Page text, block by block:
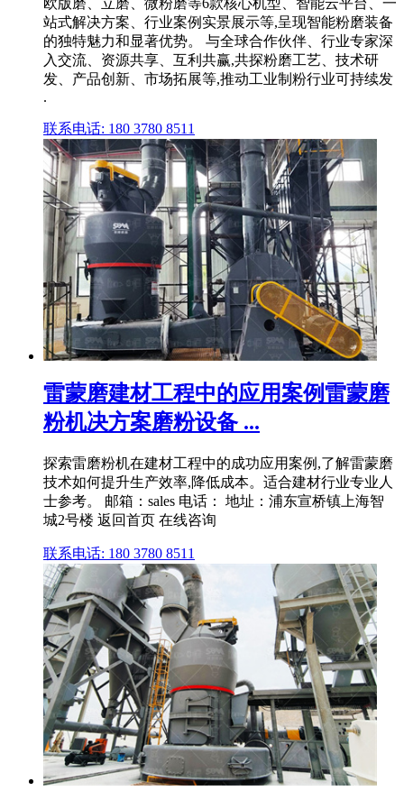
欧版磨、立磨、微粉磨等6款核心机型、智能云平台、一
站式解决方案、行业案例实景展示等,呈现智能粉磨装备
的独特魅力和显著优势。 与全球合作伙伴、行业专家深
入交流、资源共享、互利共赢,共探粉磨工艺、技术研
发、产品创新、市场拓展等,推动工业制粉行业可持续发
.
联系电话: 180 3780 8511
雷蒙磨建材工程中的应用案例雷蒙磨
粉机决方案磨粉设备 ...
探索雷磨粉机在建材工程中的成功应用案例,了解雷蒙磨
技术如何提升生产效率,降低成本。适合建材行业专业人
士参考。 邮箱：sales 电话： 地址：浦东宣桥镇上海智
城2号楼 返回首页 在线咨询
联系电话: 180 3780 8511